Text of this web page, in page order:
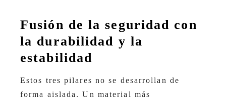
Fusión de la seguridad con
la durabilidad y la
estabilidad
Estos tres pilares no se desarrollan de
forma aislada. Un material más